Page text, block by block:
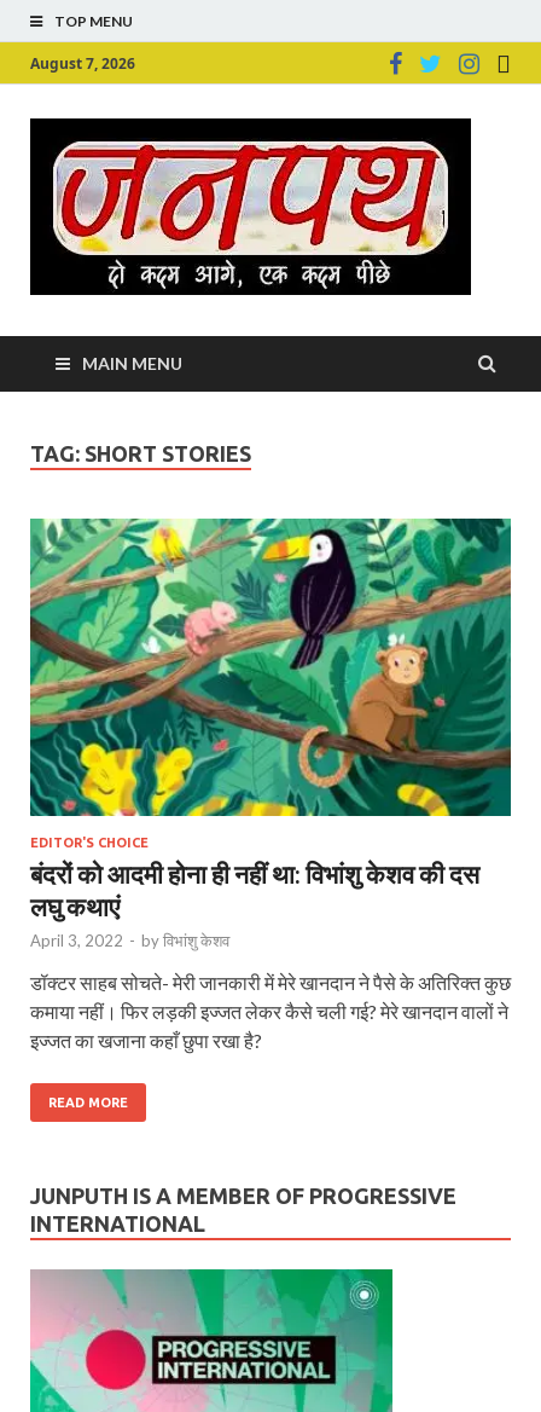
TOP MENU
August 7, 2026
MAIN MENU
TAG: SHORT STORIES
EDITOR'S CHOICE
बंदरों को आदमी होना ही नहीं था: विभांशु केशव की दस
लघु कथाएं
April 3, 2022 - byविभांशु केशव
डॉक्टर साहब सोचते- मेरी जानकारी में मेरे खानदान ने पैसे के अतिरिक्त कुछ
कमाया नहीं। फिर लड़की इज्जत लेकर कैसे चली गई? मेरे खानदान वालों ने
इज्जत का खजाना कहाँ छुपा रखा है?
READ MORE
JUNPUTH IS A MEMBER OF PROGRESSIVE
INTERNATIONAL